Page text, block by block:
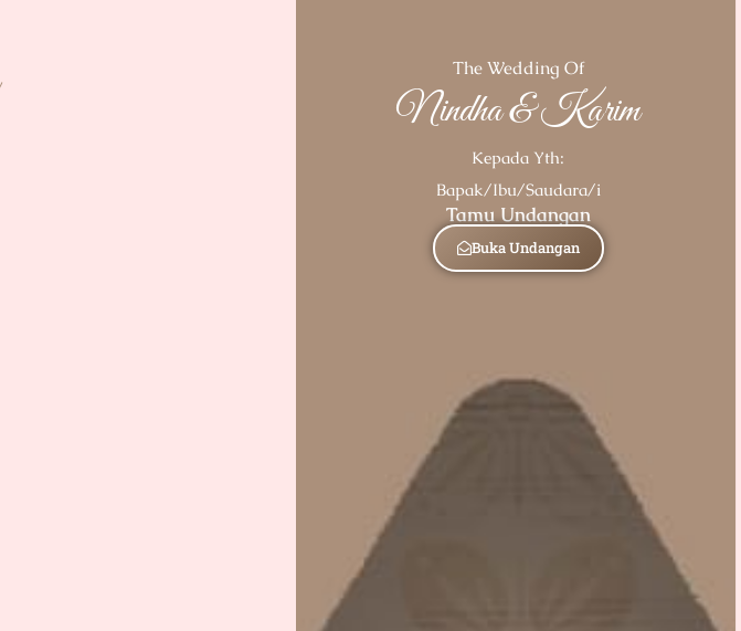
The Wedding Of
Nindha & Karim
Kepada Yth:
Bapak/Ibu/Saudara/i
Tamu Undangan
Buka Undangan